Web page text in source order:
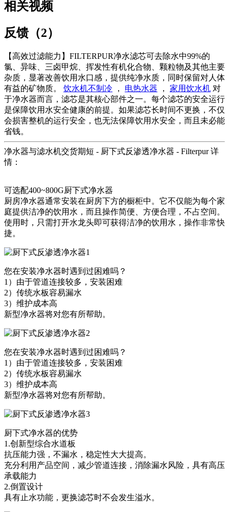
相关视频
反馈（2）
【高效过滤能力】FILTERPUR净水滤芯可去除水中99%的
氯、异味、三卤甲烷、挥发性有机化合物、颗粒物及其他主要
杂质，显著改善饮用水口感，提供纯净水质，同时保留对人体
有益的矿物质。 饮水机不制冷 ， 电热水器 ， 家用饮水机 对
于净水器而言，滤芯是其核心部件之一。每个滤芯的安全运行
是保障饮用水安全健康的前提。如果滤芯长时间不更换，不仅
会损害整机的运行安全，也无法保障饮用水安全，而且未必能
省钱。
净水器与滤水机交货期短 - 厨下式反渗透净水器 - Filterpur 详
情：
可选配400~800G厨下式净水器
厨房净水器通常安装在厨房下方的橱柜中。它不仅能为每个家
庭提供洁净的饮用水，而且操作简便、方便合理，不占空间。
使用时，只需打开水龙头即可获得洁净的饮用水，操作非常快
捷。
您在安装净水器时遇到过困难吗？
1）由于管道连接较多，安装困难
2）传统水板容易漏水
3）维护成本高
新型净水器将对您有所帮助。
您在安装净水器时遇到过困难吗？
1）由于管道连接较多，安装困难
2）传统水板容易漏水
3）维护成本高
新型净水器将对您有所帮助。
厨下式净水器的优势
1.创新型综合水道板
抗压能力强，不漏水，稳定性大大提高。
充分利用产品空间，减少管道连接，消除漏水风险，具有高压
承载能力
2.倒置设计
具有止水功能，更换滤芯时不会发生溢水。